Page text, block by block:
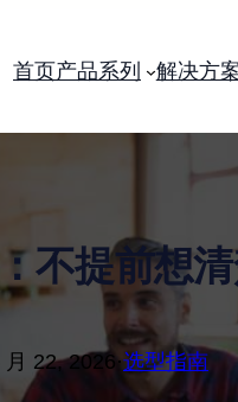
首页产品系列 解决方
不提前想
月 22, 2026·选型指南